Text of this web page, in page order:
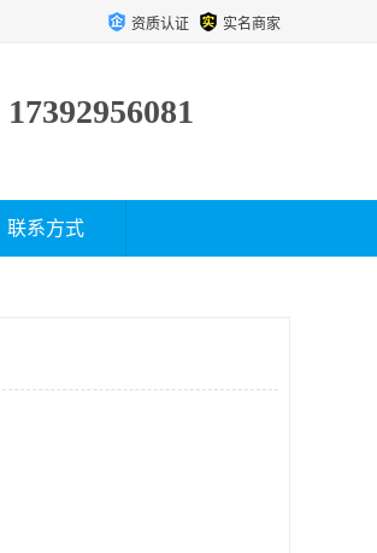
资质认证 实名商家
17392956081
联系方式